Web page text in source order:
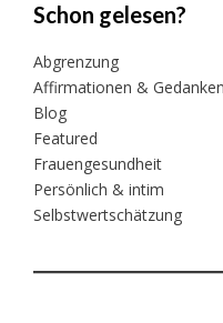
Schon gelesen?
Abgrenzung
Affirmationen & Gedanken
Blog
Featured
Frauengesundheit
Persönlich & intim
Selbstwertschätzung